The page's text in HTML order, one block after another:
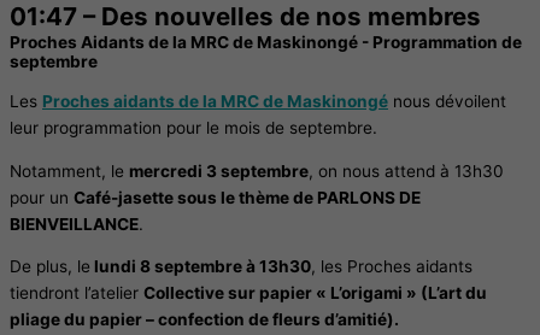
01:47 – Des nouvelles de nos membres
Proches Aidants de la MRC de Maskinongé - Programmation de
septembre
Les Proches aidants de la MRC de Maskinongé nous dévoilent
leur programmation pour le mois de septembre.
Notamment, le mercredi 3 septembre, on nous attend à 13h30
pour un Café-jasette sous le thème de PARLONS DE
BIENVEILLANCE.
De plus, le lundi 8 septembre à 13h30, les Proches aidants
tiendront l’atelier Collective sur papier « L’origami » (L’art du
pliage du papier – confection de fleurs d’amitié).